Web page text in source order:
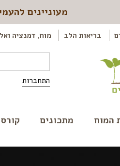
מעוניינים
בריאות הלב מוח, דמנציה
התחברות
המוח מתכונים